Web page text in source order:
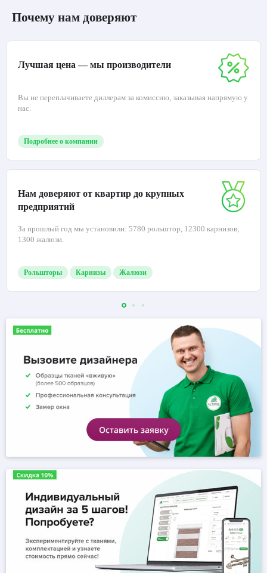
Почему нам доверяют
Лучшая цена — мы производители
Вы не переплачиваете диллерам за комиссию, заказывая напрямую у
нас.
Подробнее о компании
Нам доверяют от квартир до крупных
предприятий
За прошлый год мы установили: 5780 рольштор, 12300 карнизов,
1300 жалюзи.
Рольшторы Карнизы Жалюзи